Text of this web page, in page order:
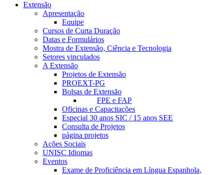
Extensão
Apresentação
Equipe
Cursos de Curta Duração
Datas e Formulários
Mostra de Extensão, Ciência e Tecnologia
Setores vinculados
A Extensão
Projetos de Extensão
PROEXT-PG
Bolsas de Extensão
FPE e FAP
Oficinas e Capacitações
Especial 30 anos SIC / 15 anos SEE
Consulta de Projetos
página projetos
Ações Sociais
UNISC Idiomas
Eventos
Exame de Proficiência em Língua Espanhola,